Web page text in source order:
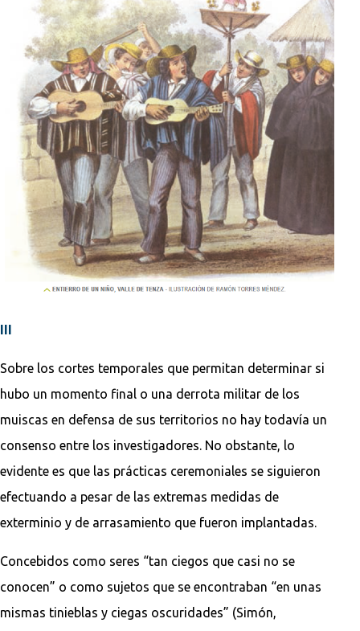
III
Sobre los cortes temporales que permitan determinar si
hubo un momento final o una derrota militar de los
muiscas en defensa de sus territorios no hay todavía un
consenso entre los investigadores. No obstante, lo
evidente es que las prácticas ceremoniales se siguieron
efectuando a pesar de las extremas medidas de
exterminio y de arrasamiento que fueron implantadas.
Concebidos como seres “tan ciegos que casi no se
conocen” o como sujetos que se encontraban “en unas
mismas tinieblas y ciegas oscuridades” (Simón,